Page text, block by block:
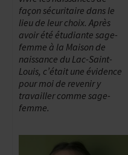
façon sécuritaire dans le
lieu de leur choix. Après
avoir été étudiante sage-
femme à la Maison de
naissance du Lac-Saint-
Louis, c’était une évidence
pour moi de revenir y
travailler comme sage-
femme.